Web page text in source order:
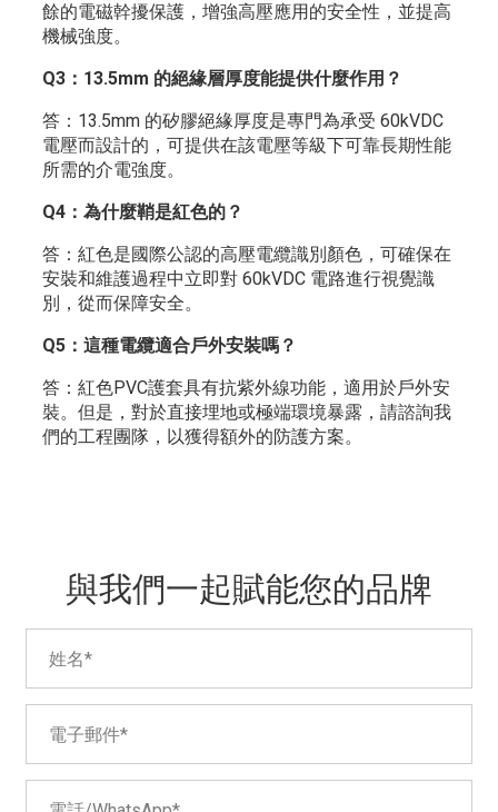
餘的電磁幹擾保護，增強高壓應用的安全性，並提高
機械強度。
Q3：13.5mm 的絕緣層厚度能提供什麼作用？
答：13.5mm 的矽膠絕緣厚度是專門為承受 60kVDC
電壓而設計的，可提供在該電壓等級下可靠長期性能
所需的介電強度。
Q4：為什麼鞘是紅色的？
答：紅色是國際公認的高壓電纜識別顏色，可確保在
安裝和維護過程中立即對 60kVDC 電路進行視覺識
別，從而保障安全。
Q5：這種電纜適合戶外安裝嗎？
答：紅色PVC護套具有抗紫外線功能，適用於戶外安
裝。但是，對於直接埋地或極端環境暴露，請諮詢我
們的工程團隊，以獲得額外的防護方案。
與我們一起賦能您的品牌